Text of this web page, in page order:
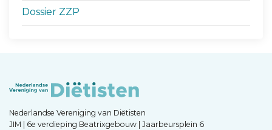
Dossier ZZP
Nederlandse Vereniging van Diëtisten
JIM | 6e verdieping Beatrixgebouw | Jaarbeursplein 6